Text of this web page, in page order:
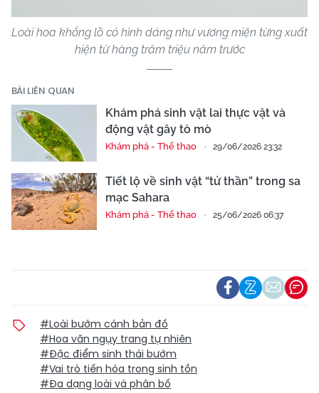
Loài hoa khổng lồ có hình dáng như vương miện từng xuất
hiện từ hàng trăm triệu năm trước
BÀI LIÊN QUAN
Khám phá sinh vật lai thực vật và
động vật gây tò mò
Khám phá - Thể thao 29/06/2026 23:32
Tiết lộ về sinh vật “tử thần” trong sa
mạc Sahara
Khám phá - Thể thao 25/06/2026 06:37
#Loài bướm cánh bản đồ
#Hoa văn ngụy trang tự nhiên
#Đặc điểm sinh thái bướm
#Vai trò tiến hóa trong sinh tồn
#Đa dạng loài và phân bố